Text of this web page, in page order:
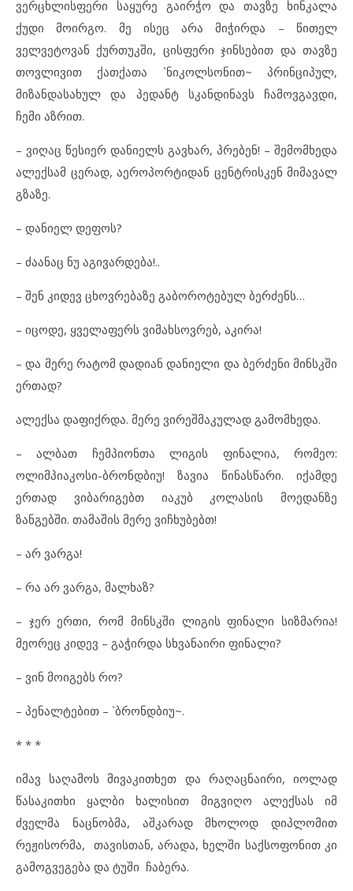
ვერცხლისფერი საყურე გაირჭო და თავზე ხინკალა
ქუდი მოირგო. მე ისეც არა მიჭირდა – წითელ
ველვეტოვან ქურთუკში, ცისფერი ჯინსებით და თავზე
თოვლივით ქათქათა `ნიკოლსონით~ პრინციპულ,
მიზანდასახულ და პედანტ სკანდინავს ჩამოვგავდი,
ჩემი აზრით.
– ვიღაც წესიერ დანიელს გავხარ, პრებენ! – შემომხედა
ალექსამ ცერად, აეროპორტიდან ცენტრისკენ მიმავალ
გზაზე.
– დანიელ დეფოს?
– ძაანაც ნუ აგივარდება!..
– შენ კიდევ ცხოვრებაზე გაბოროტებულ ბერძენს…
– იცოდე, ყველაფერს ვიმახსოვრებ, აკირა!
– და მერე რატომ დადიან დანიელი და ბერძენი მინსკში
ერთად?
ალექსა დაფიქრდა. მერე ვირეშმაკულად გამომხედა.
– ალბათ ჩემპიონთა ლიგის ფინალია, რომეო:
ოლიმპიაკოსი-ბრონდბიუ! ზავია წინასწარი. იქამდე
ერთად ვიბარიგებთ იაკუბ კოლასის მოედანზე
ზანგებში. თამაშის მერე ვიჩხუბებთ!
– არ ვარგა!
– რა არ ვარგა, მალხაზ?
– ჯერ ერთი, რომ მინსკში ლიგის ფინალი სიზმარია!
მეორეც კიდევ – გაჭირდა სხვანაირი ფინალი?
– ვინ მოიგებს რო?
– პენალტებით – `ბრონდბიუ~.
* * *
იმავ საღამოს მივაკითხეთ და რაღაცნაირი, იოლად
წასაკითხი ყალბი ხალისით მიგვიღო ალექსას იმ
ძველმა ნაცნობმა, აშკარად მხოლოდ დიპლომით
რეჟისორმა, თავისთან, არადა, ხელში საქსოფონით კი
გამოგვეგება და ტუში ჩაბერა.